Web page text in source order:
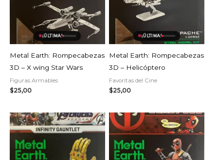
¡ÚLTIMA!
Metal Earth: Rompecabezas
3D – X wing Star Wars
Figuras Armables
$25,00
¡ÚLTIMA!
Metal Earth: Rompecabezas
3D – Helicóptero
Favoritas del Cine
$25,00